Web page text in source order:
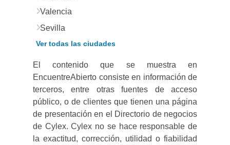
Valencia
Sevilla
Ver todas las ciudades
El contenido que se muestra en
EncuentreAbierto consiste en información de
terceros, entre otras fuentes de acceso
público, o de clientes que tienen una página
de presentación en el Directorio de negocios
de Cylex. Cylex no se hace responsable de
la exactitud, corrección, utilidad o fiabilidad